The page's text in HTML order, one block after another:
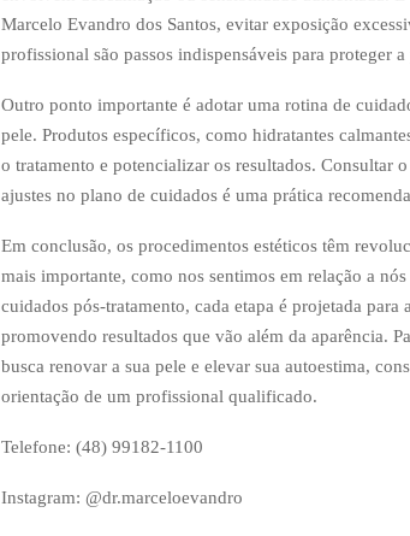
Marcelo Evandro dos Santos, evitar exposição
profissional são passos indispensáveis para proteger
Outro ponto importante é adotar uma rotina de
pele. Produtos específicos, como hidratantes
o tratamento e potencializar os resultados. Consultar
ajustes no plano de cuidados é uma prática
Em conclusão, os procedimentos estéticos têm
mais importante, como nos sentimos em relação a
cuidados pós-tratamento, cada etapa é projetada para
promovendo resultados que vão além da aparência.
busca renovar a sua pele e elevar sua autoestima,
orientação de um profissional qualificado.
Telefone: (48) 99182-1100
Instagram: @dr.marceloevandro